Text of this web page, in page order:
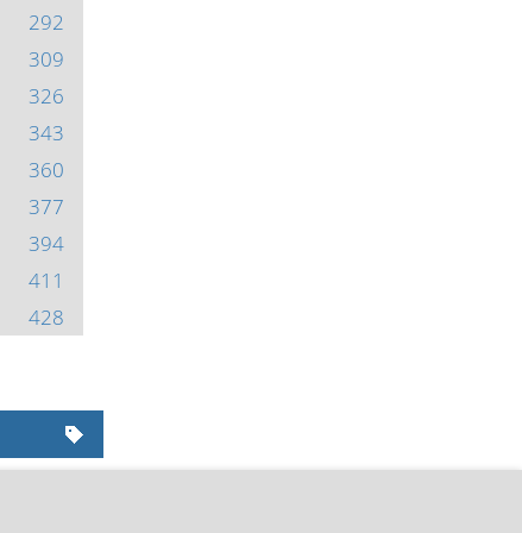
292
309
326
343
360
377
394
411
428